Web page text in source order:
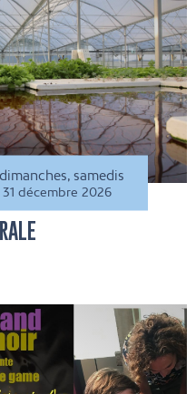
samedis
décembre 2026